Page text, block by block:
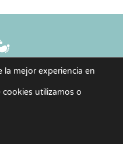
Educativo Sanitario |
la mejor experiencia en
utilizamos o